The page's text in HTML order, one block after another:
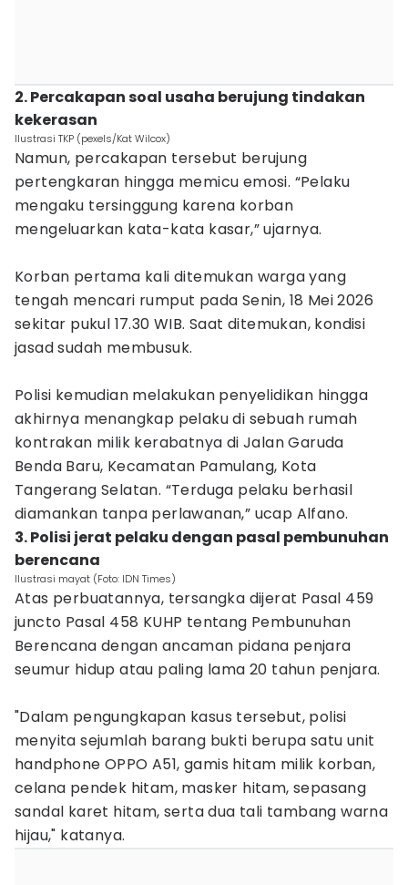
2. Percakapan soal usaha berujung tindakan
kekerasan
Ilustrasi TKP (pexels/Kat Wilcox)
Namun, percakapan tersebut berujung
pertengkaran hingga memicu emosi. “Pelaku
mengaku tersinggung karena korban
mengeluarkan kata-kata kasar,” ujarnya.
Korban pertama kali ditemukan warga yang
tengah mencari rumput pada Senin, 18 Mei 2026
sekitar pukul 17.30 WIB. Saat ditemukan, kondisi
jasad sudah membusuk.
Polisi kemudian melakukan penyelidikan hingga
akhirnya menangkap pelaku di sebuah rumah
kontrakan milik kerabatnya di Jalan Garuda
Benda Baru, Kecamatan Pamulang, Kota
Tangerang Selatan. “Terduga pelaku berhasil
diamankan tanpa perlawanan,” ucap Alfano.
3. Polisi jerat pelaku dengan pasal pembunuhan
berencana
Ilustrasi mayat (Foto: IDN Times)
Atas perbuatannya, tersangka dijerat Pasal 459
juncto Pasal 458 KUHP tentang Pembunuhan
Berencana dengan ancaman pidana penjara
seumur hidup atau paling lama 20 tahun penjara.
"Dalam pengungkapan kasus tersebut, polisi
menyita sejumlah barang bukti berupa satu unit
handphone OPPO A51, gamis hitam milik korban,
celana pendek hitam, masker hitam, sepasang
sandal karet hitam, serta dua tali tambang warna
hijau," katanya.